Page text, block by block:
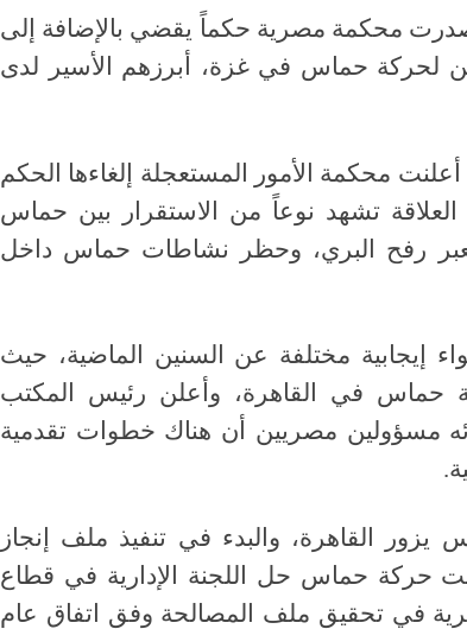
آخر، حيث أصدرت محكمة مصرية حكماً يقضي بالإضافة إلى
لحركة حماس في غزة، أبرزهم الأسير لدى
حيث أعلنت محكمة الأمور المستعجلة إلغاءها الحكم
تشهد نوعاً من الاستقرار بين حماس
رفح البري، وحظر نشاطات حماس داخل
تشهد أجواء إيجابية مختلفة عن السنين الماضية، حيث
حماس في القاهرة، وأعلن رئيس المكتب
مسؤولين مصريين أن هناك خطوات تقدمية
حماس يزور القاهرة، والبدء في تنفيذ ملف إنجاز
حركة حماس حل اللجنة الإدارية في قطاع
في تحقيق ملف المصالحة وفق اتفاق عام